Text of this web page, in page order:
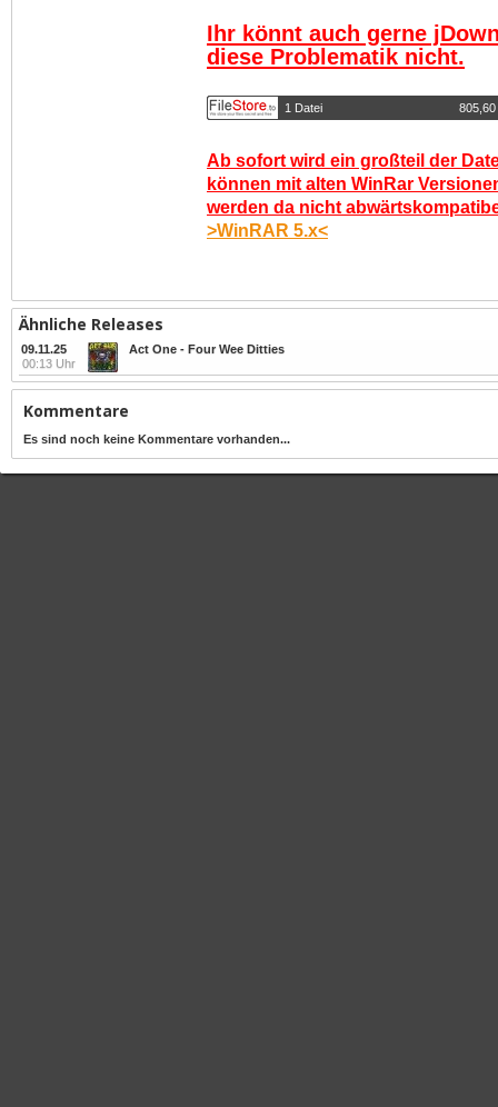
Ihr könnt auch gerne
diese Problematik nicht.
1 Datei 805,60
Ab sofort wird ein großteil der
können mit alten WinRar
werden da nicht
>WinRAR 5.x<
Ähnliche Releases
09.11.25
00:13 Uhr
Act One - Four Wee Ditties
Kommentare
Es sind noch keine Kommentare vorhanden...